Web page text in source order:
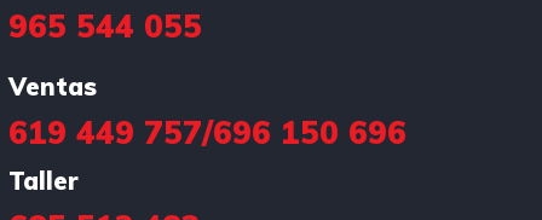
965 544 055
Ventas
619 449 757/696 150 696
Taller